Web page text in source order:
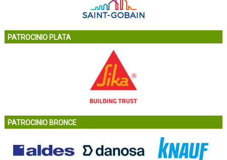
PATROCINIO PLATA
PATROCINIO BRONCE